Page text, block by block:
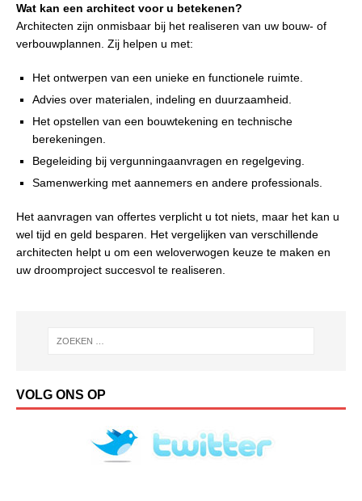
Wat kan een architect voor u betekenen?
Architecten zijn onmisbaar bij het realiseren van uw bouw- of
verbouwplannen. Zij helpen u met:
Het ontwerpen van een unieke en functionele ruimte.
Advies over materialen, indeling en duurzaamheid.
Het opstellen van een bouwtekening en technische
berekeningen.
Begeleiding bij vergunningaanvragen en regelgeving.
Samenwerking met aannemers en andere professionals.
Het aanvragen van offertes verplicht u tot niets, maar het kan u
wel tijd en geld besparen. Het vergelijken van verschillende
architecten helpt u om een weloverwogen keuze te maken en
uw droomproject succesvol te realiseren.
VOLG ONS OP